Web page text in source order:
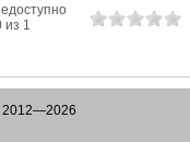
из 1
2012—2026